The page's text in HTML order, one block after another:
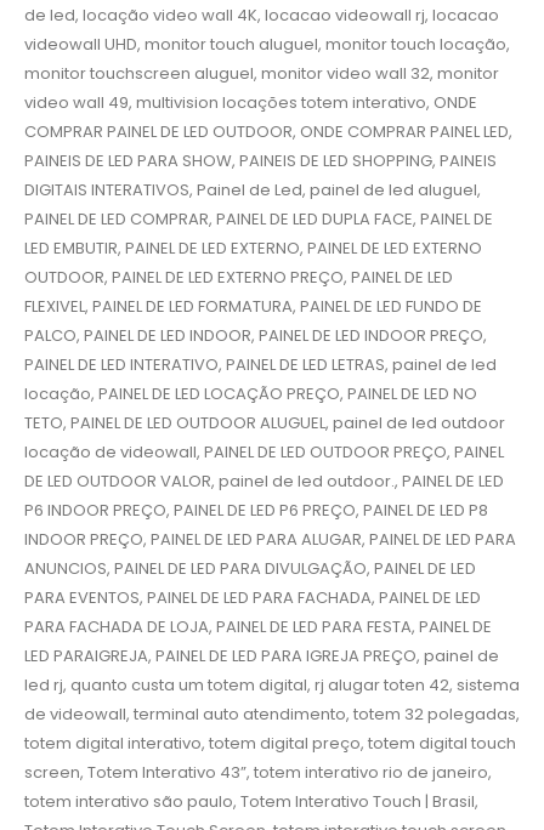
de led, locação video wall 4K, locacao videowall rj, locacao
videowall UHD, monitor touch aluguel, monitor touch locação,
monitor touchscreen aluguel, monitor video wall 32, monitor
video wall 49, multivision locações totem interativo, ONDE
COMPRAR PAINEL DE LED OUTDOOR, ONDE COMPRAR PAINEL LED,
PAINEIS DE LED PARA SHOW, PAINEIS DE LED SHOPPING, PAINEIS
DIGITAIS INTERATIVOS, Painel de Led, painel de led aluguel,
PAINEL DE LED COMPRAR, PAINEL DE LED DUPLA FACE, PAINEL DE
LED EMBUTIR, PAINEL DE LED EXTERNO, PAINEL DE LED EXTERNO
OUTDOOR, PAINEL DE LED EXTERNO PREÇO, PAINEL DE LED
FLEXIVEL, PAINEL DE LED FORMATURA, PAINEL DE LED FUNDO DE
PALCO, PAINEL DE LED INDOOR, PAINEL DE LED INDOOR PREÇO,
PAINEL DE LED INTERATIVO, PAINEL DE LED LETRAS, painel de led
locação, PAINEL DE LED LOCAÇÃO PREÇO, PAINEL DE LED NO
TETO, PAINEL DE LED OUTDOOR ALUGUEL, painel de led outdoor
locação de videowall, PAINEL DE LED OUTDOOR PREÇO, PAINEL
DE LED OUTDOOR VALOR, painel de led outdoor., PAINEL DE LED
P6 INDOOR PREÇO, PAINEL DE LED P6 PREÇO, PAINEL DE LED P8
INDOOR PREÇO, PAINEL DE LED PARA ALUGAR, PAINEL DE LED PARA
ANUNCIOS, PAINEL DE LED PARA DIVULGAÇÃO, PAINEL DE LED
PARA EVENTOS, PAINEL DE LED PARA FACHADA, PAINEL DE LED
PARA FACHADA DE LOJA, PAINEL DE LED PARA FESTA, PAINEL DE
LED PARAIGREJA, PAINEL DE LED PARA IGREJA PREÇO, painel de
led rj, quanto custa um totem digital, rj alugar toten 42, sistema
de videowall, terminal auto atendimento, totem 32 polegadas,
totem digital interativo, totem digital preço, totem digital touch
screen, Totem Interativo 43”, totem interativo rio de janeiro,
totem interativo são paulo, Totem Interativo Touch | Brasil,